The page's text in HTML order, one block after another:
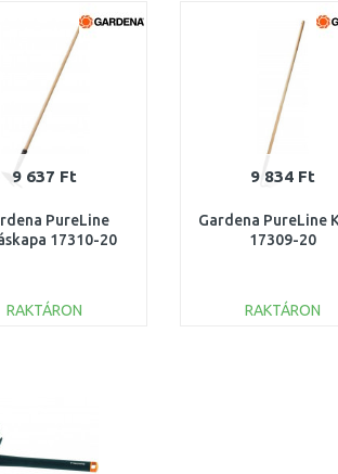
Összehasonlítás Összehasonlítás
9 637 Ft
PureLine
17310-20
RAKTÁRON
9 834 Ft
Gardena PureLine
17309-20
RAKTÁRON